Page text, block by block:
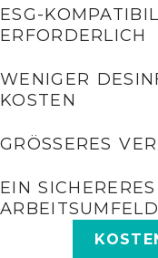
ESG-
ERFORDERLICH
WENIGER
KOSTEN
GRÖSSERES
EIN
ARBEITSUMFELD